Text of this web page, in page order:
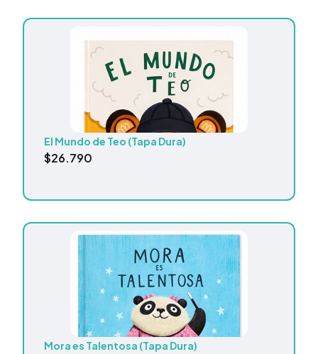
El Mundo de Teo (Tapa Dura)
$26.790
Mora es Talentosa (Tapa Dura)